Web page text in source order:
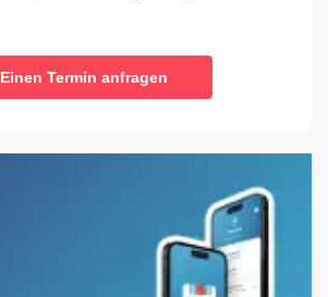
Einen Termin anfragen